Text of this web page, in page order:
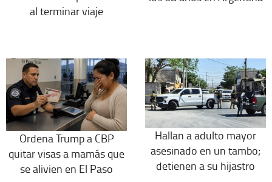
al terminar viaje
Ordena Trump a CBP
quitar visas a mamás que
se alivien en El Paso
Hallan a adulto mayor
asesinado en un tambo;
detienen a su hijastro